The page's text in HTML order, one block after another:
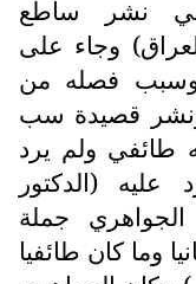
نشر ساطع
وجاء على
وسبب فصله من
ونشر قصيدة سب
طائفي ولم يرد
(الدكتور
جملة
وما كان طائفيا